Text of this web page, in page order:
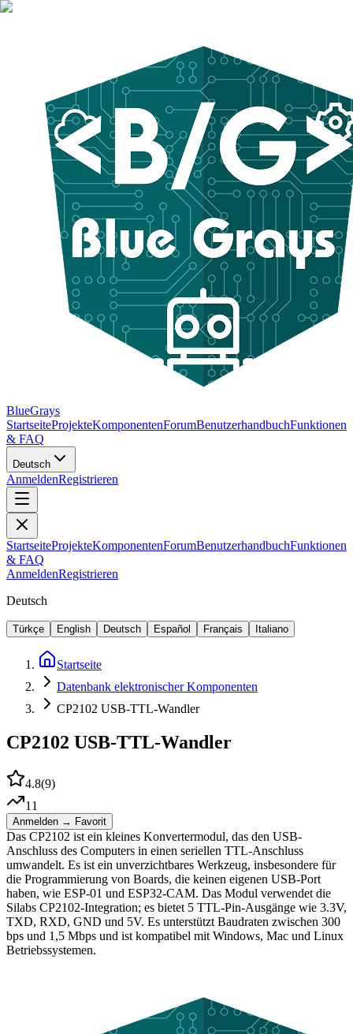
BlueGrays
StartseiteProjekteKomponentenForumBenutzerhandbuchFunktionen
& FAQ
Deutsch
AnmeldenRegistrieren
StartseiteProjekteKomponentenForumBenutzerhandbuchFunktionen
& FAQ
AnmeldenRegistrieren
Deutsch
Türkçe English Deutsch Español Français Italiano
Startseite
Datenbank elektronischer Komponenten
CP2102 USB-TTL-Wandler
CP2102 USB-TTL-Wandler
4.8(9)
11
Anmelden → Favorit
Das CP2102 ist ein kleines Konvertermodul, das den USB-
Anschluss des Computers in einen seriellen TTL-Anschluss
umwandelt. Es ist ein unverzichtbares Werkzeug, insbesondere für
die Programmierung von Boards, die keinen eigenen USB-Port
haben, wie ESP-01 und ESP32-CAM. Das Modul verwendet die
Silabs CP2102-Integration; es bietet 5 TTL-Pin-Ausgänge wie 3.3V,
TXD, RXD, GND und 5V. Es unterstützt Baudraten zwischen 300
bps und 1,5 Mbps und ist kompatibel mit Windows, Mac und Linux
Betriebssystemen.